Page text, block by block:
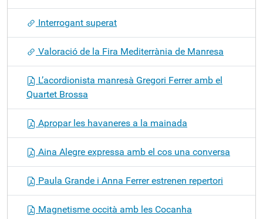
Interrogant superat
Valoració de la Fira Mediterrània de Manresa
L’acordionista manresà Gregori Ferrer amb el
Quartet Brossa
Apropar les havaneres a la mainada
Aina Alegre expressa amb el cos una conversa
Paula Grande i Anna Ferrer estrenen repertori
Magnetisme occità amb les Cocanha